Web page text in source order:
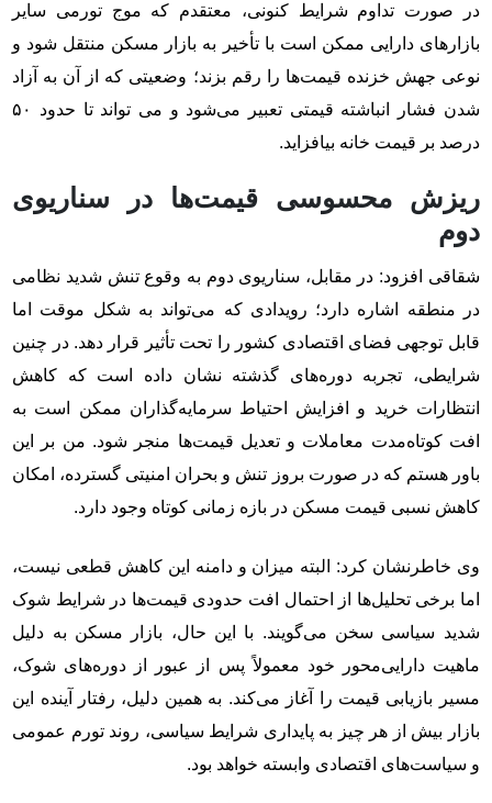
در صورت تداوم شرایط کنونی، معتقدم که موج تورمی سایر
بازارهای دارایی ممکن است با تأخیر به بازار مسکن منتقل شود و
نوعی جهش خزنده قیمت‌ها را رقم بزند؛ وضعیتی که از آن به آزاد
شدن فشار انباشته قیمتی تعبیر می‌شود و می تواند تا حدود ۵۰
درصد بر قیمت خانه بیافزاید.
ریزش محسوسی قیمت‌ها در سناریوی
دوم
شقاقی افزود: در مقابل، سناریوی دوم به وقوع تنش شدید نظامی
در منطقه اشاره دارد؛ رویدادی که می‌تواند به شکل موقت اما
قابل توجهی فضای اقتصادی کشور را تحت تأثیر قرار دهد. در چنین
شرایطی، تجربه دوره‌های گذشته نشان داده است که کاهش
انتظارات خرید و افزایش احتیاط سرمایه‌گذاران ممکن است به
افت کوتاه‌مدت معاملات و تعدیل قیمت‌ها منجر شود. من بر این
باور هستم که در صورت بروز تنش و بحران امنیتی گسترده، امکان
کاهش نسبی قیمت مسکن در بازه زمانی کوتاه وجود دارد.
وی خاطرنشان کرد: البته میزان و دامنه این کاهش قطعی نیست،
اما برخی تحلیل‌ها از احتمال افت حدودی قیمت‌ها در شرایط شوک
شدید سیاسی سخن می‌گویند. با این حال، بازار مسکن به دلیل
ماهیت دارایی‌محور خود معمولاً پس از عبور از دوره‌های شوک،
مسیر بازیابی قیمت را آغاز می‌کند. به همین دلیل، رفتار آینده این
بازار بیش از هر چیز به پایداری شرایط سیاسی، روند تورم عمومی
و سیاست‌های اقتصادی وابسته خواهد بود.